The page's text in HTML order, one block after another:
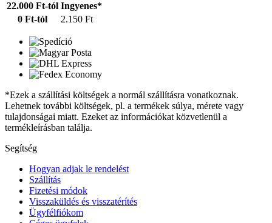
22.000 Ft-tól Ingyenes*
0 Ft-tól
2.150 Ft
*Ezek a szállítási költségek a normál szállításra vonatkoznak.
Lehetnek további költségek, pl. a termékek súlya, mérete vagy
tulajdonságai miatt. Ezeket az információkat közvetlenül a
termékleírásban találja.
Segítség
Hogyan adjak le rendelést
Szállítás
Fizetési módok
Visszaküldés és visszatérítés
Ügyfélfiókom